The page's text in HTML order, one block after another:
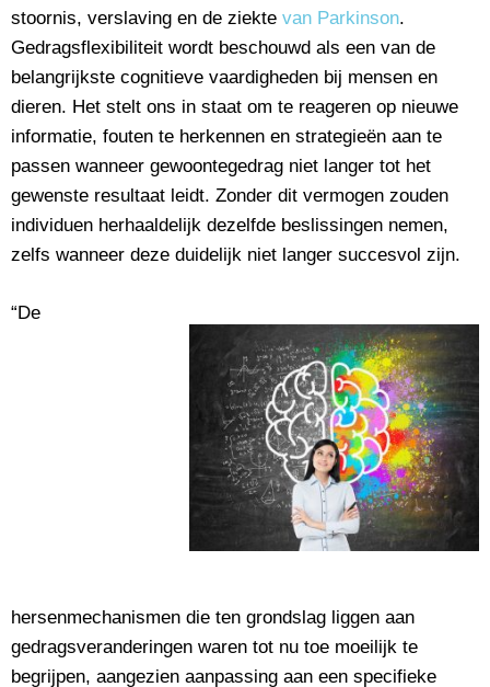
stoornis, verslaving en de ziekte van Parkinson.
Gedragsflexibiliteit wordt beschouwd als een van de
belangrijkste cognitieve vaardigheden bij mensen en
dieren. Het stelt ons in staat om te reageren op nieuwe
informatie, fouten te herkennen en strategieën aan te
passen wanneer gewoontegedrag niet langer tot het
gewenste resultaat leidt. Zonder dit vermogen zouden
individuen herhaaldelijk dezelfde beslissingen nemen,
zelfs wanneer deze duidelijk niet langer succesvol zijn.
“De
hersenmechanismen die ten grondslag liggen aan
gedragsveranderingen waren tot nu toe moeilijk te
begrijpen, aangezien aanpassing aan een specifieke